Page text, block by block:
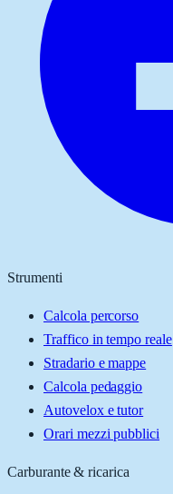
Strumenti
Calcola percorso
Traffico in tempo reale
Stradario e mappe
Calcola pedaggio
Autovelox e tutor
Orari mezzi pubblici
Carburante & ricarica